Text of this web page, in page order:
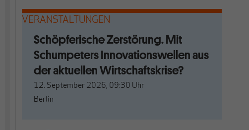
VERANSTALTUNGEN
Schöpferische Zerstörung. Mit
Schumpeters Innovationswellen aus
der aktuellen Wirtschaftskrise?
12. September 2026, 09:30 Uhr
Berlin